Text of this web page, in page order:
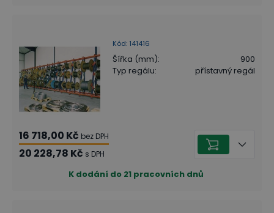
Kód: 141416
Šířka (mm):
900
Typ regálu: přístavný regál
16 718,00 Kč bez DPH
20 228,78 Kč s DPH
K dodání do 21 pracovních dnů